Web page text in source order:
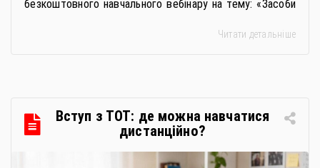
безкоштовного навчального вебінару на тему: «Засоби
закупівлях: як сформувати вимоги та обрати безпечну і
Читати детальніше
Вступ з ТОТ: де можна навчатися
дистанційно?